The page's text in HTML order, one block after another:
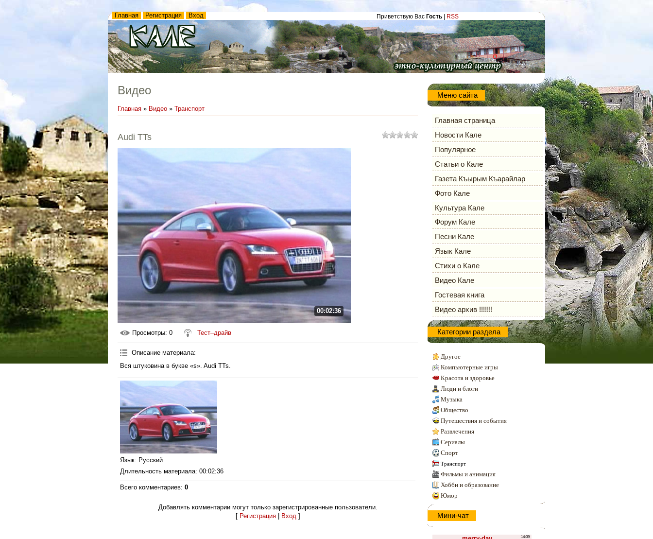
Приветствую Вас Гость RSS
Главная Регистрация Вход
Видео
Главная » Видео » Транспорт
Audi TTs
00:02:36
Просмотры: 0 Тест–драйв
Описание материала:
Вся штуковина в букве «s». Audi TTs.
Язык: Русский
Длительность материала: 00:02:36
Всего комментариев: 0
Добавлять комментарии могут только зарегистрированные пользователи.
[ Регистрация| Вход]
Меню сайта
Главная страница
Новости Кале
Популярное
Статьи о Кале
Газета Къырым Къарайлар
Фото Кале
Культура Кале
Форум Кале
Песни Кале
Язык Кале
Стихи о Кале
Видео Кале
Гостевая книга
Видео архив !!!!!!!
Категории раздела
Другое
Компьютерные игры
Красота и здоровье
Люди и блоги
Музыка
Общество
Путешествия и события
Развлечения
Сериалы
Спорт
Транспорт
Фильмы и анимация
Хобби и образование
Юмор
Мини-чат